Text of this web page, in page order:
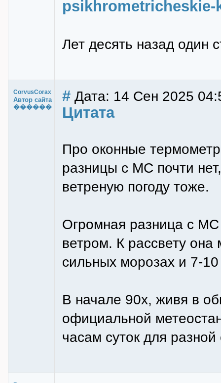
psikhrometricheskie-
Лет десять назад один
CorvusCorax
Автор сайта
������
# Дата: 14 Сен 2025
Цитата
Про оконные
разницы с МС почти
ветреную погоду тоже.
Огромная разница с
ветром. К рассвету она
сильных морозах и 7-
В начале 90х, живя в
официальной
часам суток для